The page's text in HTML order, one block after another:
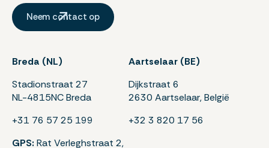
Neem contact op
Breda (NL)
Stadionstraat 27
NL-4815NC Breda
+31 76 57 25 199
GPS: Rat Verleghstraat 2,
Aartselaar (BE)
Dijkstraat 6
2630 Aartselaar, België
+32 3 820 17 56